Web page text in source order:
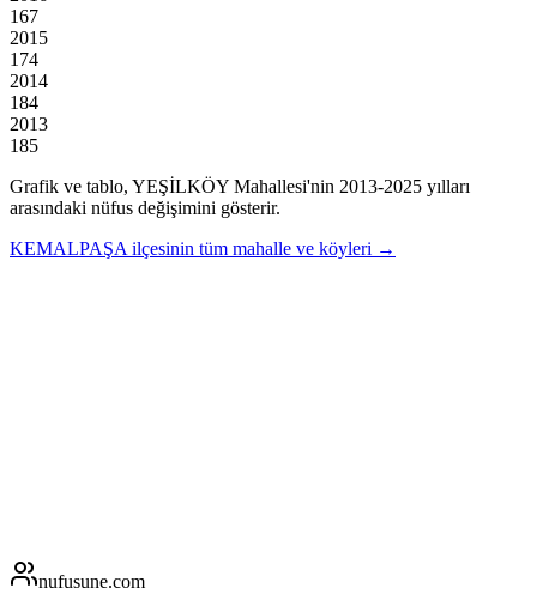
167
2015
174
2014
184
2013
185
Grafik ve tablo, YEŞİLKÖY Mahallesi'nin 2013-2025 yılları
arasındaki nüfus değişimini gösterir.
KEMALPAŞA ilçesinin tüm mahalle ve köyleri →
nufusune.com